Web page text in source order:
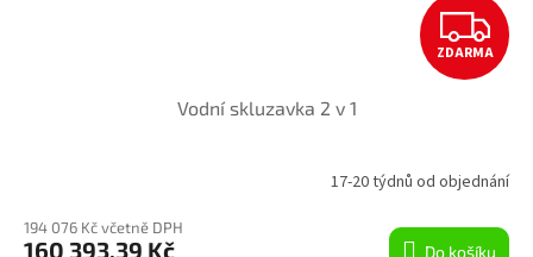
Z
D
R
M
ZDARMA
Vodní skluzavka 2 v 1
17-20 týdnů od objednání
194 076 Kč včetně DPH
160 393,39 Kč Do košíku